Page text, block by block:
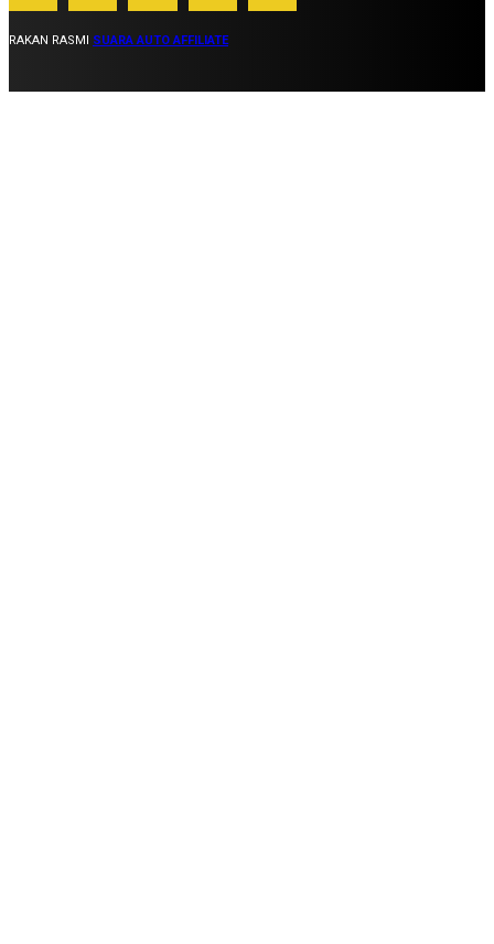
RAKAN RASMI SUARA AUTO AFFILIATE